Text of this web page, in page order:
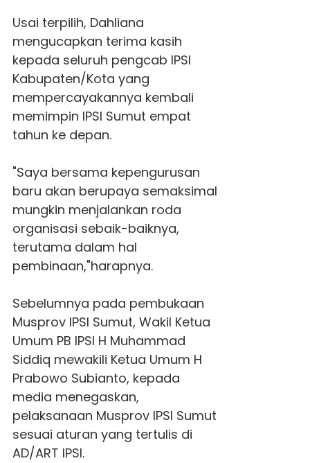
Usai terpilih, Dahliana
mengucapkan terima kasih
kepada seluruh pengcab IPSI
Kabupaten/Kota yang
mempercayakannya kembali
memimpin IPSI Sumut empat
tahun ke depan.
"Saya bersama kepengurusan
baru akan berupaya semaksimal
mungkin menjalankan roda
organisasi sebaik-baiknya,
terutama dalam hal
pembinaan,"harapnya.
Sebelumnya pada pembukaan
Musprov IPSI Sumut, Wakil Ketua
Umum PB IPSI H Muhammad
Siddiq mewakili Ketua Umum H
Prabowo Subianto, kepada
media menegaskan,
pelaksanaan Musprov IPSI Sumut
sesuai aturan yang tertulis di
AD/ART IPSI.